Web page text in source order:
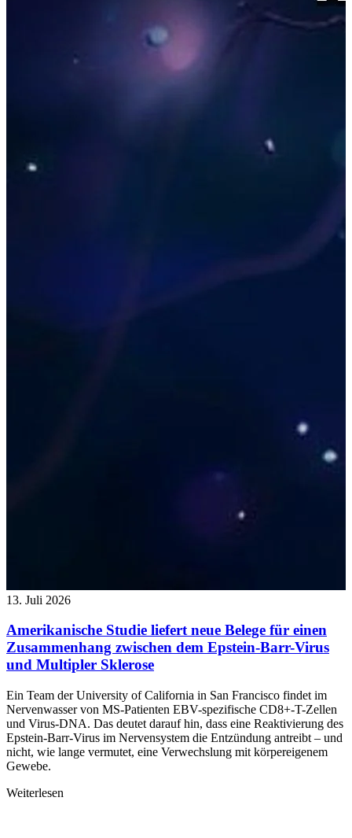
13. Juli 2026
Amerikanische Studie liefert neue Belege für einen
Zusammenhang zwischen dem Epstein-Barr-Virus
und Multipler Sklerose
Ein Team der University of California in San Francisco findet im
Nervenwasser von MS-Patienten EBV-spezifische CD8+-T-Zellen
und Virus-DNA. Das deutet darauf hin, dass eine Reaktivierung des
Epstein-Barr-Virus im Nervensystem die Entzündung antreibt – und
nicht, wie lange vermutet, eine Verwechslung mit körpereigenem
Gewebe.
Weiterlesen